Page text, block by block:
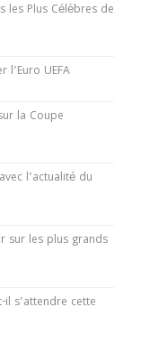
les Plus Célèbres de
UEFA
la Coupe
l’actualité du
sur les plus grands
s’attendre cette